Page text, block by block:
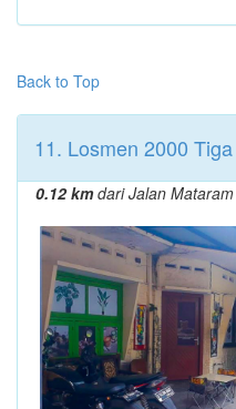
Back to Top
11. Losmen 2000 Tiga
0.12 kmdari Jalan Mataram